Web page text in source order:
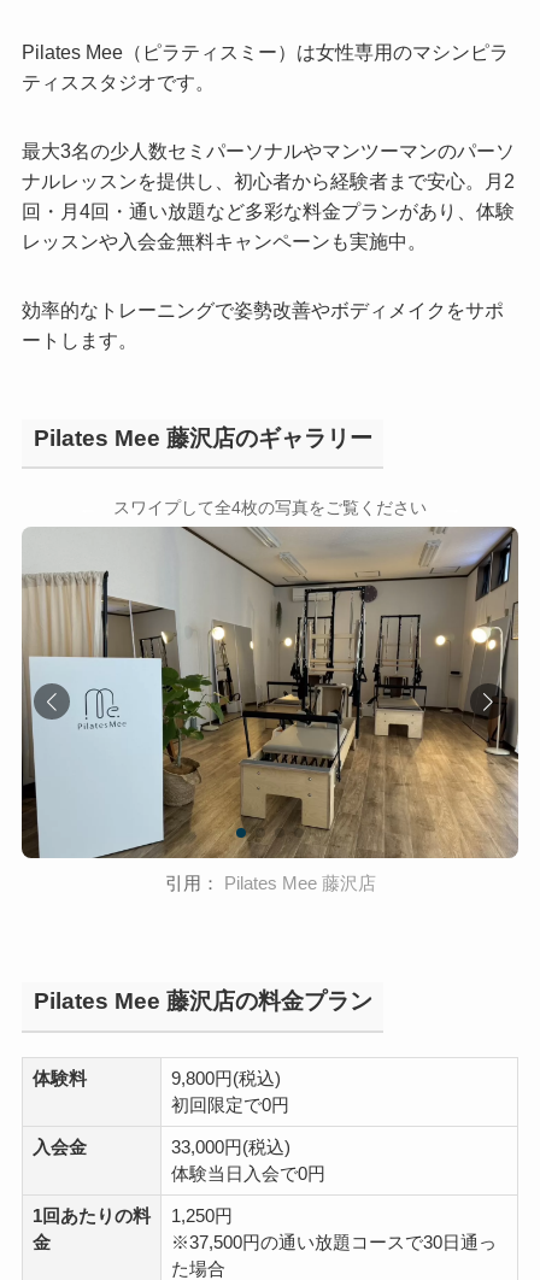
Pilates Mee（ピラティスミー）は女性専用のマシンピラ
ティススタジオです。
最大3名の少人数セミパーソナルやマンツーマンのパーソ
ナルレッスンを提供し、初心者から経験者まで安心。月2
回・月4回・通い放題など多彩な料金プランがあり、体験
レッスンや入会金無料キャンペーンも実施中。
効率的なトレーニングで姿勢改善やボディメイクをサポ
ートします。
Pilates Mee 藤沢店のギャラリー
スワイプして全4枚の写真をご覧ください
引用： Pilates Mee 藤沢店
Pilates Mee 藤沢店の料金プラン
体験料
9,800円(税込)
初回限定で0円
入会金
33,000円(税込)
体験当日入会で0円
1回あたりの料
金
1,250円
※37,500円の通い放題コースで30日通っ
た場合